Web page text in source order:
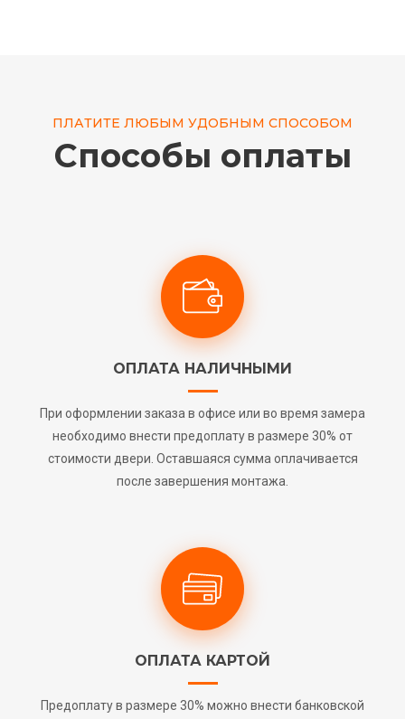
ПЛАТИТЕ ЛЮБЫМ УДОБНЫМ СПОСОБОМ
Способы оплаты
ОПЛАТА НАЛИЧНЫМИ
При оформлении заказа в офисе или во время замера
необходимо внести предоплату в размере 30% от
стоимости двери. Оставшаяся сумма оплачивается
после завершения монтажа.
ОПЛАТА КАРТОЙ
Предоплату в размере 30% можно внести банковской